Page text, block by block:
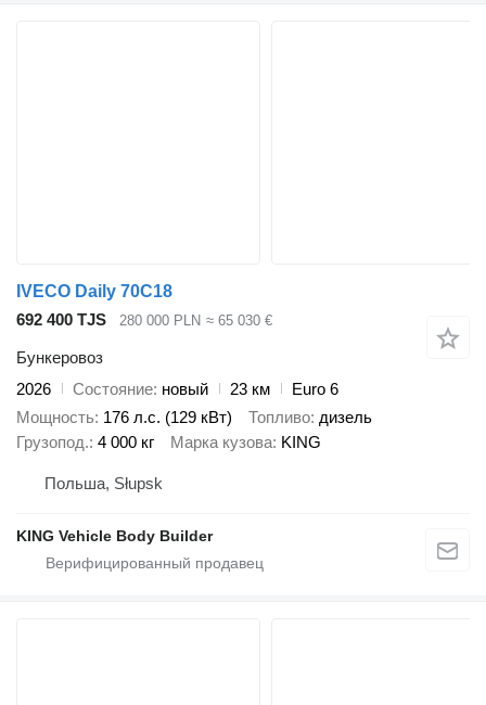
IVECO Daily 70C18
692 400 TJS
280 000 PLN ≈ 65 030 €
Бункеровоз
2026
Состояние новый 23 км
Euro 6
Мощность 176 л.с. (129 кВт) Топливо дизель
Грузопод. 4 000 кг Марка кузова KING
Польша, Słupsk
KING Vehicle Body Builder